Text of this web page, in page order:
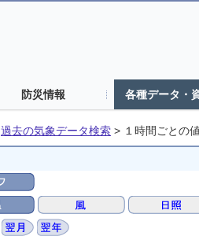
防災情報 各種データ・
過去の気象データ検索 > １時間ごとの